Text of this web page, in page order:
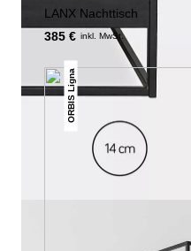
LANX Nachttisch
385 € inkl. MwSt.
ORBIS Ligna